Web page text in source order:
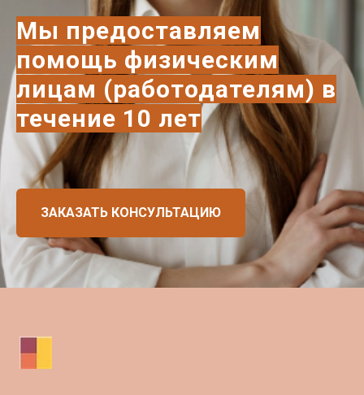
Мы предоставляем
помощь физическим
лицам (работодателям) в
течение 10 лет
ЗАКАЗАТЬ КОНСУЛЬТАЦИЮ